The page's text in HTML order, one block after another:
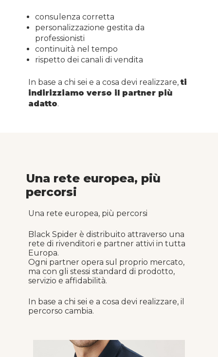
consulenza corretta
personalizzazione gestita da
professionisti
continuità nel tempo
rispetto dei canali di vendita
In base a chi sei e a cosa devi realizzare,ti
indirizziamo verso il partner più
adatto.
Una rete europea, più
percorsi
Una rete europea, più percorsi
Black Spider è distribuito attraverso una
rete di rivenditori e partner attivi in tutta
Europa.
Ogni partner opera sul proprio mercato,
ma con gli stessi standard di prodotto,
servizio e affidabilità.
In base a chi sei e a cosa devi realizzare, il
percorso cambia.